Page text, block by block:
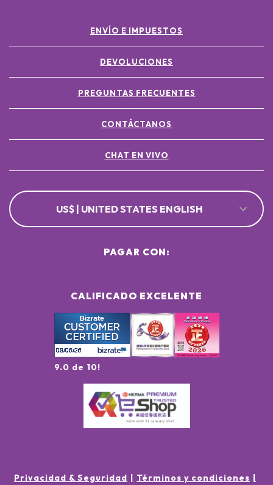
ENVÍO E IMPUESTOS
DEVOLUCIONES
PREGUNTAS FRECUENTES
CONTÁCTANOS
CHAT EN VIVO
US$ | UNITED STATES ENGLISH
CALIFICADO EXCELENTE
9.0 de 10!
PAGAR CON:
Privacidad & Seguridad
Términos y condiciones